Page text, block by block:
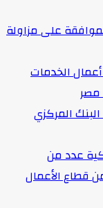
تمنح 4 شركات الموافقة على مزاولة
الخدمات
المركزي
عدد من
قطاع الأعمال